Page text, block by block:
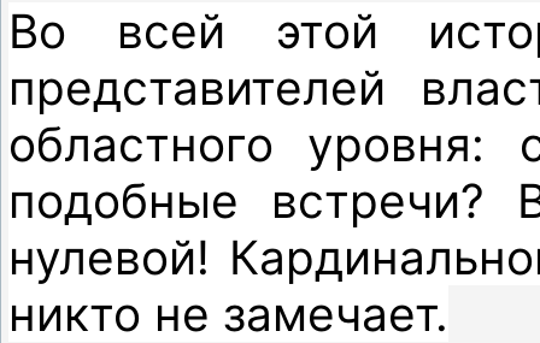
Во всей этой
представителей
областного
подобные встречи?
нулевой!
никто не замечает.